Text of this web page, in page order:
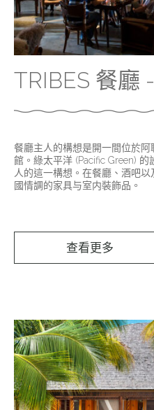
TRIBES 餐廳
餐廳主人的構想是開一間位於
館。綠太平洋 (Pacific Green)
人的這一構想。在餐廳、酒吧
國情調的家具与室内裝飾品。
查看更多